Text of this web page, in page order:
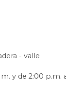
- valle
y de 2:00 p.m.